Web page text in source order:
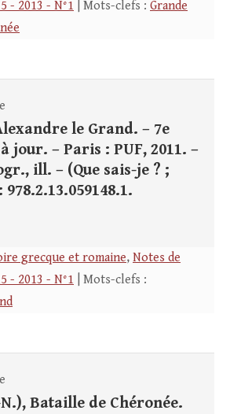
- 2013 - N°1 | Mots-clefs : Grande
le Grand. – 7e
jour. – Paris : PUF, 2011. –
ill. – (Que sais-je ? ;
978.2.13.059148.1.
grecque et romaine, Notes de
- 2013 - N°1 | Mots-clefs :
Bataille de Chéronée.